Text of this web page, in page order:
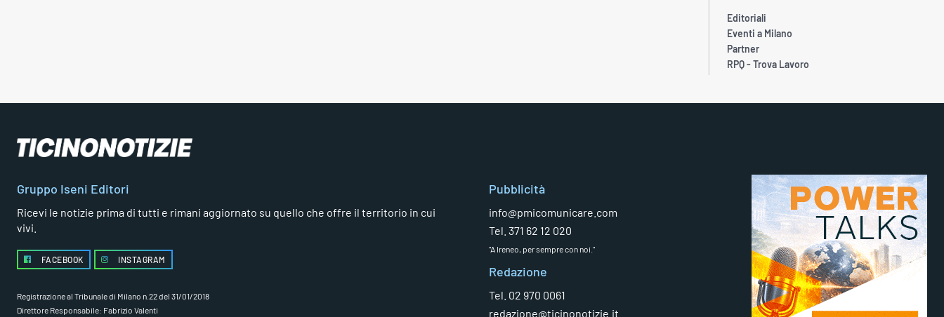
Editoriali
Eventi a Milano
Partner
RPQ - Trova Lavoro
Gruppo Iseni Editori
Ricevi le notizie prima di tutti e rimani aggiornato su quello che offre il territorio in cui
vivi.
FACEBOOK INSTAGRAM
Registrazione al Tribunale di Milano n.22 del 31/01/2018
Direttore Responsabile: Fabrizio Valenti
Pubblicità
info@pmicomunicare.com
Tel. 371 62 12 020
"A Ireneo, per sempre con noi."
Redazione
Tel. 02 970 0061
redazione@ticinonotizie.it